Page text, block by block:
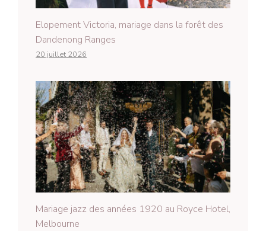
Elopement Victoria, mariage dans la forêt des
Dandenong Ranges
20 juillet 2026
Mariage jazz des années 1920 au Royce Hotel,
Melbourne